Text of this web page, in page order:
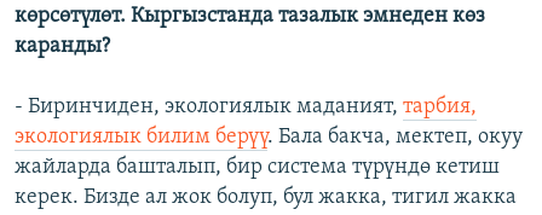
көрсөтүлөт. Кыргызстанда тазалык эмнеден көз
каранды?
- Биринчиден, экологиялык маданият, тарбия,
экологиялык билим берүү. Бала бакча, мектеп, окуу
жайларда башталып, бир система түрүндө кетиш
керек. Бизде ал жок болуп, бул жакка, тигил жакка